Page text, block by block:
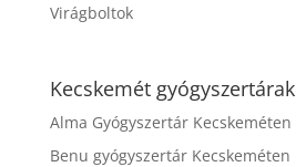
Virágboltok
Kecskemét gyógyszertárak
Alma Gyógyszertár Kecskeméten
Benu gyógyszertár Kecskeméten